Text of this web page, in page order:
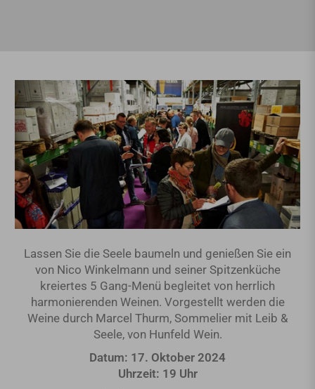
Lassen Sie die Seele baumeln und genießen Sie ein
von Nico Winkelmann und seiner Spitzenküche
kreiertes 5 Gang-Menü begleitet von herrlich
harmonierenden Weinen. Vorgestellt werden die
Weine durch Marcel Thurm, Sommelier mit Leib &
Seele, von Hunfeld Wein.
Datum: 17. Oktober 2024
Uhrzeit: 19 Uhr